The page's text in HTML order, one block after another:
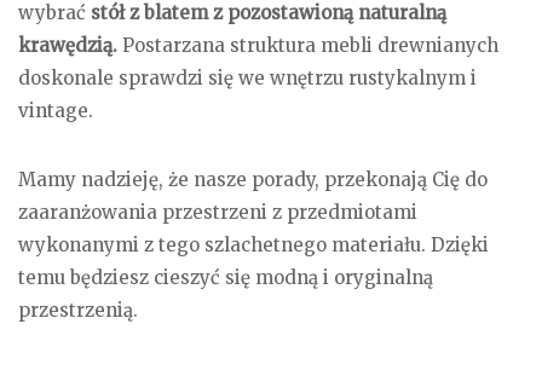
wybrać stół z blatem z pozostawioną naturalną
krawędzią. Postarzana struktura mebli drewnianych
doskonale sprawdzi się we wnętrzu rustykalnym i
vintage.
Mamy nadzieję, że nasze porady, przekonają Cię do
zaaranżowania przestrzeni z przedmiotami
wykonanymi z tego szlachetnego materiału. Dzięki
temu będziesz cieszyć się modną i oryginalną
przestrzenią.